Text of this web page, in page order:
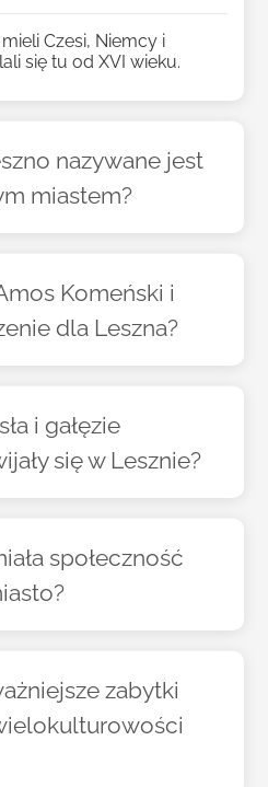
Czesi, Niemcy i
się tu od XVI wieku.
nazywane jest
miastem?
Komeński i
dla Leszna?
i gałęzie
się w Lesznie?
społeczność
zabytki